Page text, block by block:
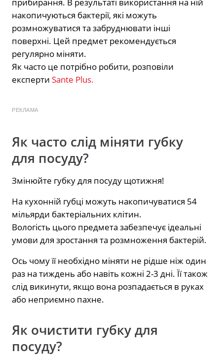
накопичуються бактерії, які можуть
розмножуватися та забруднювати інші
поверхні. Цей предмет рекомендується
регулярно міняти.
Як часто це потрібно робити, розповіли
експерти Sante Plus.
РЕКЛАМА
Як часто слід міняти губку
для посуду?
Змінюйте губку для посуду щотижня!
На кухонній губці можуть накопичуватися 54
мільярди бактеріальних клітин.
Вологість цього предмета забезпечує ідеальні
умови для зростання та розмноження бактерій.
Ось чому її необхідно міняти не рідше ніж один
раз на тиждень або навіть кожні 2-3 дні. Її також
слід викинути, якщо вона розпадається в руках
або неприємно пахне.
Як очистити губку для
посуду?